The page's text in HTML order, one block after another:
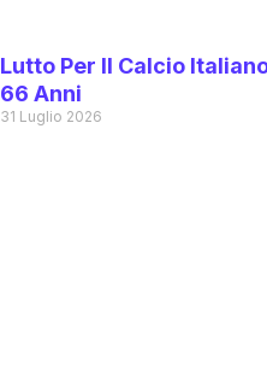
Lutto Per Il Calcio
66 Anni
31 Luglio 2026